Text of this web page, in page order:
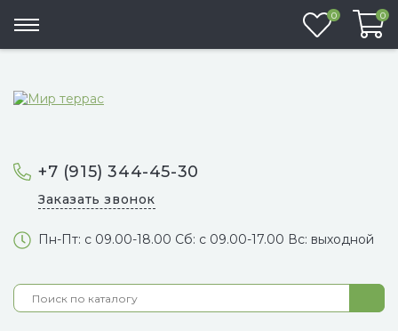
+7 (915) 344-45-30
Заказать звонок
Пн-Пт: с 09.00-18.00 Сб: с 09.00-17.00 Вс: выходной
0 0